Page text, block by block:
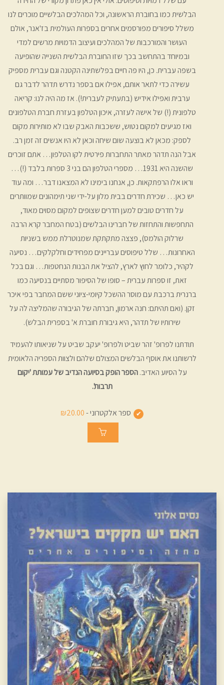
הבלשית כמו בחוברת הראשונה, וכל המהלכים הבלשיים מוכרים לנו
משלל סיפורים מפורסמים אחרים בספרות העולמית בז'אנר, אולם
העושר והמורכבות של המהלכים ועיצוב הדמויות מרשים למדי
ובמיוחד בהתחשב בכך שזו החוברת הבלשית השנייה שהופיעה
בשפה עברית. כן, היו פה חיים בפלשתינה הקטנה וגם עברית מספיק
עשירה כדי לתאר אותם, אפילו אם בספר נדרש תדהר לדבר גם
ערבית ואפילו אידיש (בתעתיק לעברית!). אז מה היה לנו: קריאה
טלפונית (!) של אישה לעזרה, איכון הטלפון בעזרת חברת הטלפונים
ואז מגיעים למקום נטוש, ששכבות האבק שבו לא מותירות מקום
לספק: מכאן לא בוצעה שום שיחה וכאן לא היו אנשים זה זמן רב.
אבל הנה תדהר מאתר התחברות פירטית לקו הטלפון… אתם זוכרים
שהשנה היא 1931… מספרי הטלפון הם בני 3 ספרות בלבד (!)…
וראו אלו הרפתקאות. כן, אנחנו בימינו לא המצאנו דבר… ומה עוד
יש כאן… שכירת חדרים בבית מלון על-ידי שני תימהונים שמוותרים
על חדרים טובים למען חדרים שצופים למקום מסוים מאוד,
התחפשות והתחזות של חברינו הבלשים (בטח המחבר קרא הרבה
שרלוק הולמס), פצצה מתקתקת שמנוטרלת ממש בשניות
האחרונות… שלל טיפוסים עבריינים מפחידים וחלקלקים… נסיעה
לקהיר, כלומר לחוץ לארץ, להציל את הבנות הנחטפות… וגם בכל
זאת, זו ספרות עברית – סופו של הסיפור מסתיים בנסיעה כמו
ברנרית ברכבת עם מוסר ההשכל קיומי-ציוני ששם המחבר בפי איכר
זקן. (ואם תהיתם: חנה ארמון, חברתה של הגיבורה שהמליצה לה על
שירותיו של תדהר, היא גיבורת חוברת א' בספרית הבלש).
תודתנו לפרופ' זהר שביט ולפרופ' יעקב שביט על שניאותו להעמיד
לרשותנו את אוסף הבלשים המצולם שלהם ולצוות הספריה הלאומית
על הסיוע האדיב.הספר הופק בסיועה הנדיב של עמותת 'יקום
תרבות'.
ספר אלקטרוני -₪20.00